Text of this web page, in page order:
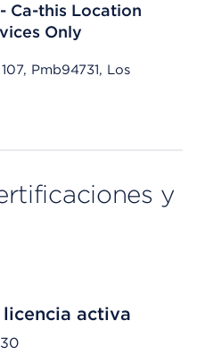
Ca-this Location
Only
Pmb94731, Los
y
activa